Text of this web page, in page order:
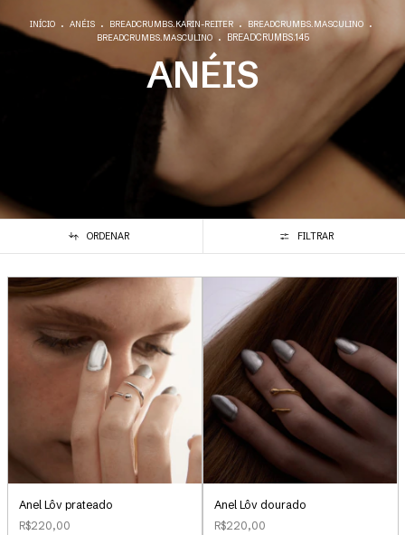
INÍCIO . ANÉIS . BREADCRUMBS.KARIN-REITER . BREADCRUMBS.MASCULINO .
BREADCRUMBS.MASCULINO . BREADCRUMBS.145
ANÉIS
ORDENAR FILTRAR
Anel Lôv prateado
R$220,00
Anel Lôv dourado
R$220,00